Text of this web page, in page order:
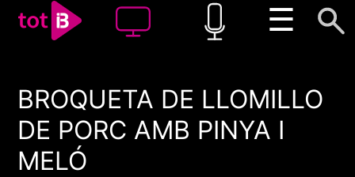
☰
00:00 00:00
1x
BROQUETA DE LLOMILLO
DE PORC AMB PINYA I
MELÓ